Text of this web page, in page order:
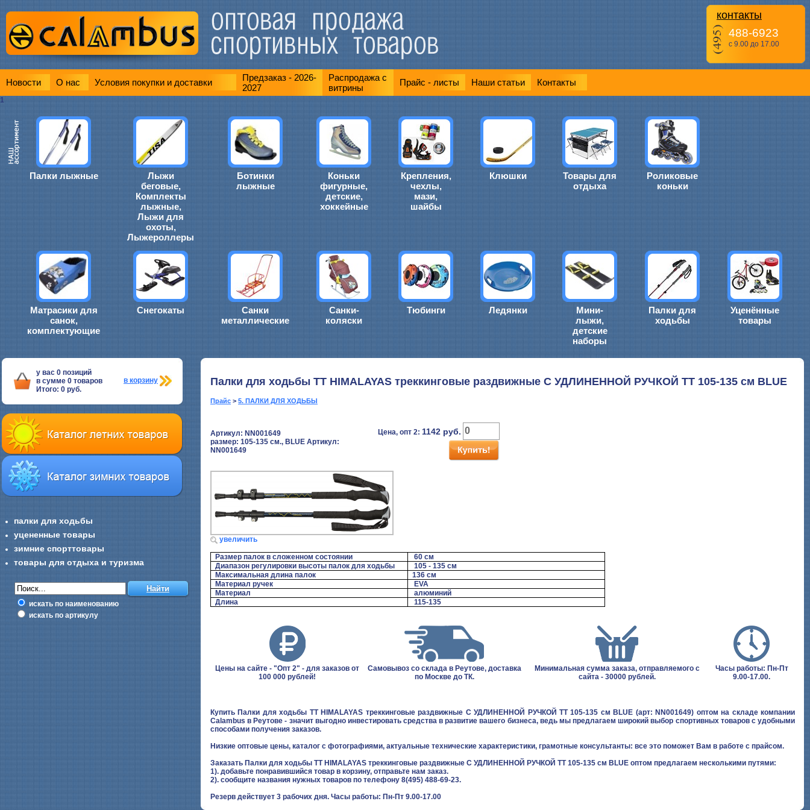
контакты
488-6923
с 9.00 до 17.00
Новости О нас Условия покупки и доставки
Предзаказ - 2026-
2027
Распродажа с
витрины
Прайс - листы Наши статьи Контакты
1
Палки лыжные
Лыжи
беговые,
Комплекты
лыжные,
Лыжи для
охоты,
Лыжероллеры
Ботинки
лыжные
Коньки
фигурные,
детские,
хоккейные
Крепления,
чехлы,
мази,
шайбы
Клюшки
Товары для
отдыха
Роликовые
коньки
Матрасики для
санок,
комплектующие
Снегокаты
Санки
металлические
Санки-
коляски
Тюбинги Ледянки
Мини-
лыжи,
детские
наборы
Палки для
ходьбы
Уценённые
товары
у вас 0 позиций
в сумме 0 товаров
Итого: 0 руб.
в корзину
палки для ходьбы
уцененные товары
зимние спорттовары
товары для отдыха и туризма
искать по наименованию
искать по артикулу
Палки для ходьбы TT HIMALAYAS треккинговые раздвижные C УДЛИНЕННОЙ РУЧКОЙ TT 105-135 см BLUE
Прайс > 5. ПАЛКИ ДЛЯ ХОДЬБЫ
Артикул: NN001649
размер: 105-135 см., BLUE Артикул:
NN001649
Цена, опт 2: 1142 руб.
увеличить
Размер палок в сложенном состоянии
60 см
Диапазон регулировки высоты палок для ходьбы
105-135 см
Максимальная длина палок
136 см
Материал ручек
EVA
Материал
алюминий
Длина
115-135
Цены на сайте - "Опт 2" - для заказов от
100 000 рублей!
Самовывоз со склада в Реутове, доставка
по Москве до ТК.
Минимальная сумма заказа, отправляемого с
сайта - 30000 рублей.
Часы работы: Пн-Пт
9.00-17.00.
Купить Палки для ходьбы TT HIMALAYAS треккинговые раздвижные C УДЛИНЕННОЙ РУЧКОЙ TT 105-135 см BLUE (арт: NN001649) оптом на складе компании
Calambus в Реутове - значит выгодно инвестировать средства в развитие вашего бизнеса, ведь мы предлагаем широкий выбор спортивных товаров с удобными
способами получения заказов.
Низкие оптовые цены, каталог с фотографиями, актуальные технические характеристики, грамотные консультанты: все это поможет Вам в работе с прайсом.
Заказать Палки для ходьбы TT HIMALAYAS треккинговые раздвижные C УДЛИНЕННОЙ РУЧКОЙ TT 105-135 см BLUE оптом предлагаем несколькими путями:
1). добавьте понравившийся товар в корзину, отправьте нам заказ.
2). сообщите названия нужных товаров по телефону 8(495) 488-69-23.
Резерв действует 3 рабочих дня. Часы работы: Пн-Пт 9.00-17.00